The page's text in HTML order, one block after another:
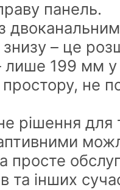
панель.
знизу – це
лише 199 мм
не
рішення для
просте
та інших